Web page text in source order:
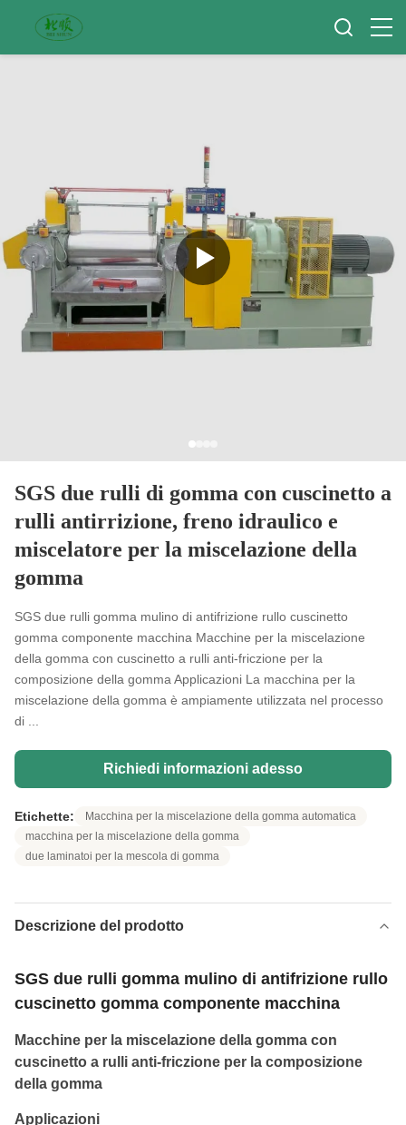
SGS due rulli di gomma con cuscinetto a
rulli antirrizione, freno idraulico e
miscelatore per la miscelazione della
gomma
SGS due rulli gomma mulino di antifrizione rullo cuscinetto
gomma componente macchina Macchine per la miscelazione
della gomma con cuscinetto a rulli anti-friczione per la
composizione della gomma Applicazioni La macchina per la
miscelazione della gomma è ampiamente utilizzata nel processo
di ...
Richiedi informazioni adesso
Etichette:
Macchina per la miscelazione della gomma automatica
macchina per la miscelazione della gomma
due laminatoi per la mescola di gomma
Descrizione del prodotto
SGS due rulli gomma mulino di antifrizione rullo
cuscinetto gomma componente macchina
Macchine per la miscelazione della gomma con
cuscinetto a rulli anti-friczione per la composizione
della gomma
Applicazioni